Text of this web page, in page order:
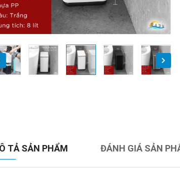
TẢ SẢN PHẨM ĐÁNH GIÁ SẢN